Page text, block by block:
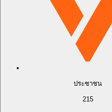
ประชาชน
215